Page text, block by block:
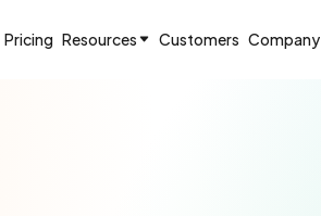
Pricing Resources Customers Company